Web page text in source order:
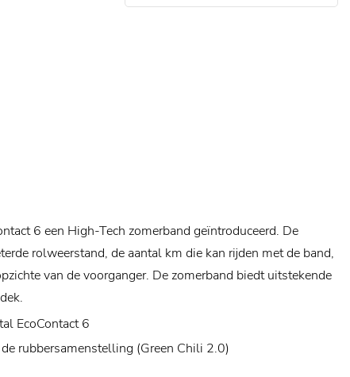
6 een High-Tech zomerband geïntroduceerd. De
rolweerstand, de aantal km die kan rijden met de band,
van de voorganger. De zomerband biedt uitstekende
EcoContact 6
rubbersamenstelling (Green Chili 2.0)